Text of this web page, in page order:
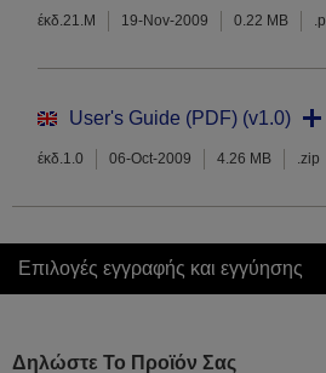
έκδ.21.M 19-Nov-2009 0.22 MB
User's Guide (PDF) (v1.0)
έκδ.1.0 06-Oct-2009 4.26 MB .zip
Επιλογές εγγραφής και εγγύησης
Δηλώστε Το Προϊόν Σας